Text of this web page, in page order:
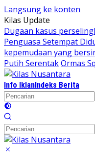
Langsung ke konten
Kilas Update
Dugaan kasus
Penguasa Setempat
kepemudaan yang
Putih SerentakOrmas
Info IklanIndeks Berita